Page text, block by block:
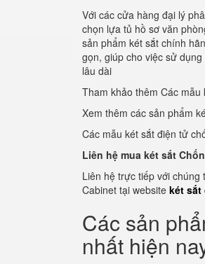
Với các cửa hàng đại lý
chọn lựa tủ hồ sơ văn
sản phẩm két sắt chính
gọn, giúp cho việc sử
lâu dài
Tham khảo thêm Các mẫu
Xem thêm các sản phẩm
Các mẫu két sắt điện tử
Liên hệ mua két sắt
Liên hệ trực tiếp với chúng
Cabinet tại website két sắt
Các sản
nhất hiện